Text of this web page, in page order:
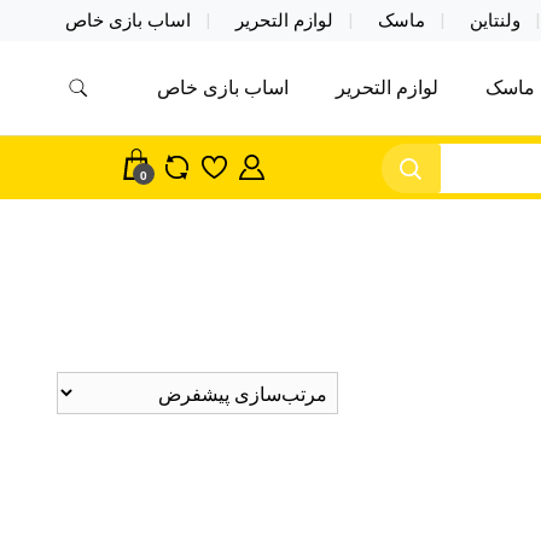
ولنتاین ماسک لوازم التحریر اساب بازی خاص
اکسسوری ماسک در واردات مستقیم
ماسک لوازم التحریر اساب بازی خاص
0